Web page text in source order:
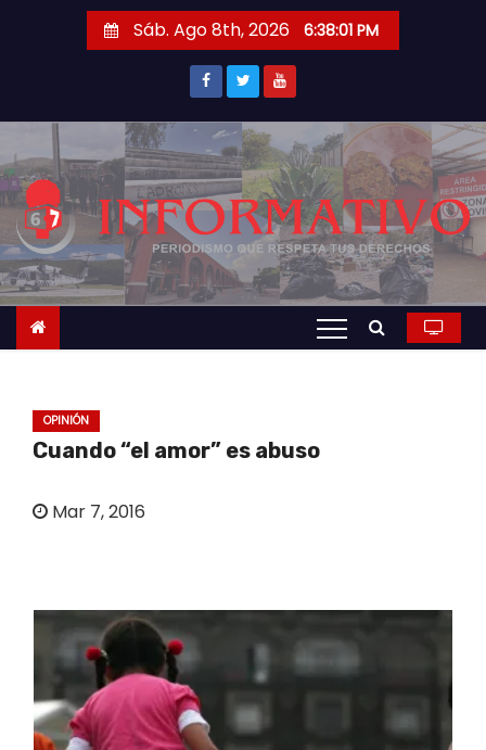
r
a
c
o
t
Sáb. Ago 8th, 2026 6:38:02 PM
OPINIÓN
Cuando “el amor” es abuso
Mar 7, 2016